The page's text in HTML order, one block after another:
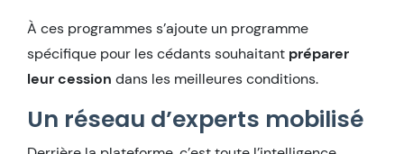
À ces programmes s’ajoute un programme
spécifique pour les cédants souhaitant préparer
leur cession dans les meilleures conditions.
Un réseau d’experts mobilisé